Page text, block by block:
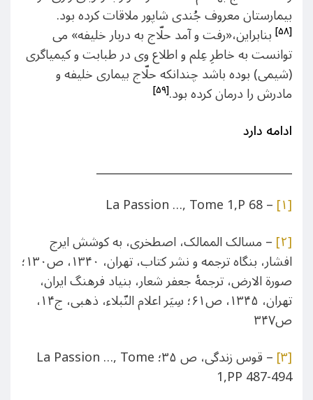
بیمارستان معروف جُندی شاپور ملاقات کرده بود.
[۵۸] بنابراین،«رفت و آمد حلّاج به دربار خلیفه» می
توانست به خاطرِ عِلم و اطلاع وی در طبابت و کیمیاگری
(شیمی) بوده باشد چندانکه حلّاج بیماری خلیفه و
مادرش را درمان کرده بود.[۵۹]
ادامه دارد
___________________________________
[۱] – La Passion …, Tome 1,P 68
[۲]
– مسالک الممالک، اصطخری، به کوشش ایرج
افشار، بنگاه ترجمه و نشر کتاب، تهران، ۱۳۴۰، ص۱۳۰؛
صورة الارض، ترجمۀ جعفر شعار، بنیاد فرهنگ ایران،
تهران، ۱۳۴۵، ص۶۱؛ سِیَر اعلام النّبلاء، ذهبی، ج۱۴،
ص۳۴۷
[۳]
– قوس زندگی، ص ۳۵؛ La Passion …, Tome
1,PP 487-494